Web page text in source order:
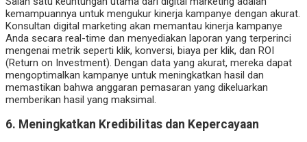
kemampuannya untuk mengukur kinerja kampanye dengan akurat.
Konsultan digital marketing akan memantau kinerja kampanye
Anda secara real-time dan menyediakan laporan yang terperinci
mengenai metrik seperti klik, konversi, biaya per klik, dan ROI
(Return on Investment). Dengan data yang akurat, mereka dapat
mengoptimalkan kampanye untuk meningkatkan hasil dan
memastikan bahwa anggaran pemasaran yang dikeluarkan
memberikan hasil yang maksimal.
6. Meningkatkan Kredibilitas dan Kepercayaan